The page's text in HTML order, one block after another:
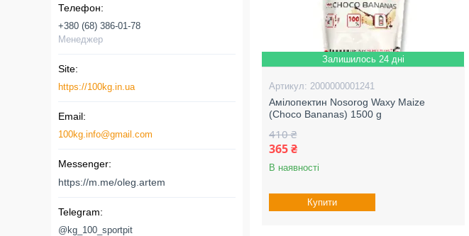
Залишилось 24 дні
2000000001241
Амілопектин Nosorog Waxy Maize
(Choco Bananas) 1500 g
410 ₴
365 ₴
В наявності
Купити
+380 (68) 386-01-78
Менеджер
https://100kg.in.ua
100kg.info@gmail.com
https://m.me/oleg.artem
@kg_100_sportpit